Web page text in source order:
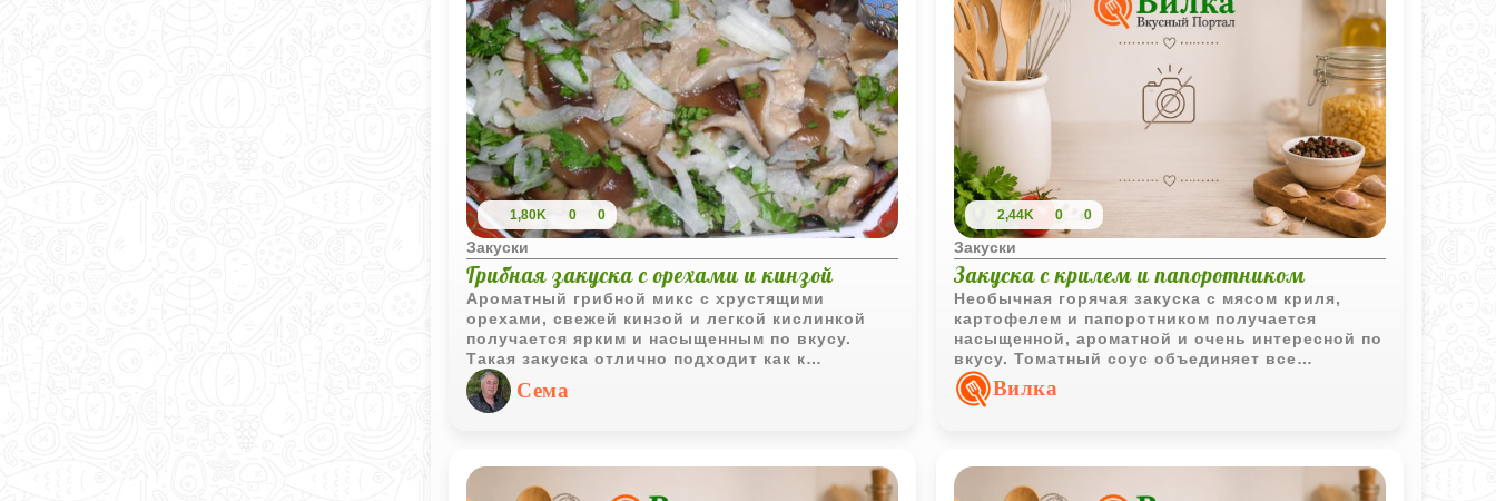
1,80K 0 0
Закуски
Грибная закуска с орехами и кинзой
Ароматный грибной микс с хрустящими
орехами, свежей кинзой и легкой кислинкой
получается ярким и насыщенным по вкусу.
Такая закуска отлично подходит как к
повседневному столу, так и к праздничной
подаче.Сема
2,44K 0 0
Закуски
Закуска с крилем и папоротником
Необычная горячая закуска с мясом криля,
картофелем и папоротником получается
насыщенной, ароматной и очень интересной по
вкусу. Томатный соус объединяет все
ингредиенты и делает блюдо особенно
сочным.
Вилка